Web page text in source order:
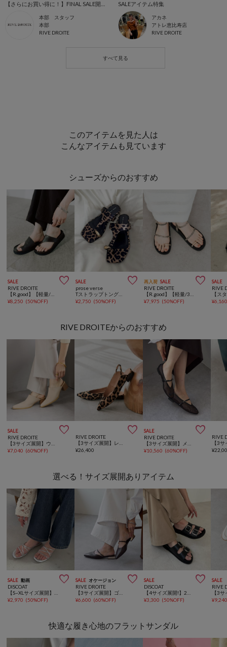
本部 スタッフ
本部
RIVE DROITE
SALEアイテム特集
アカネ
アトレ恵比寿店
RIVE DROITE
このアイテムを見た人は
こんなアイテムも見ています
シューズからのおすすめ
SALE 
RIVE DROITE
¥8,250 (50%OFF)
SALE 
prose verse
¥2,750 (50%OFF)
再入荷 SALE 
RIVE DROITE
¥7,975 (50%OFF)
SALE
RIVE
¥
RIVE DROITEからのおすすめ
SALE 
RIVE DROITE
¥7,040 (60%OFF)

RIVE DROITE
¥26,400
SALE 
RIVE DROITE
¥10,560 (60%OFF)
RIVE
¥
選べる！サイズ展開ありアイテム
SALE 動画 
DISCOAT
¥2,970 (50%OFF)
SALE オケージョン 
RIVE DROITE
¥6,600 (60%OFF)
SALE 
DISCOAT
¥3,300 (50%OFF)
SALE
RIVE
¥
快適な履き心地のフラットサンダル